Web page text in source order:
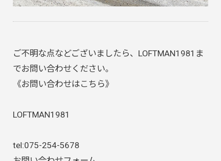
ご不明な点などございましたら、LOFTMAN1981ま
でお問い合わせください。
《お問い合わせはこちら》
LOFTMAN1981
tel:075-254-5678